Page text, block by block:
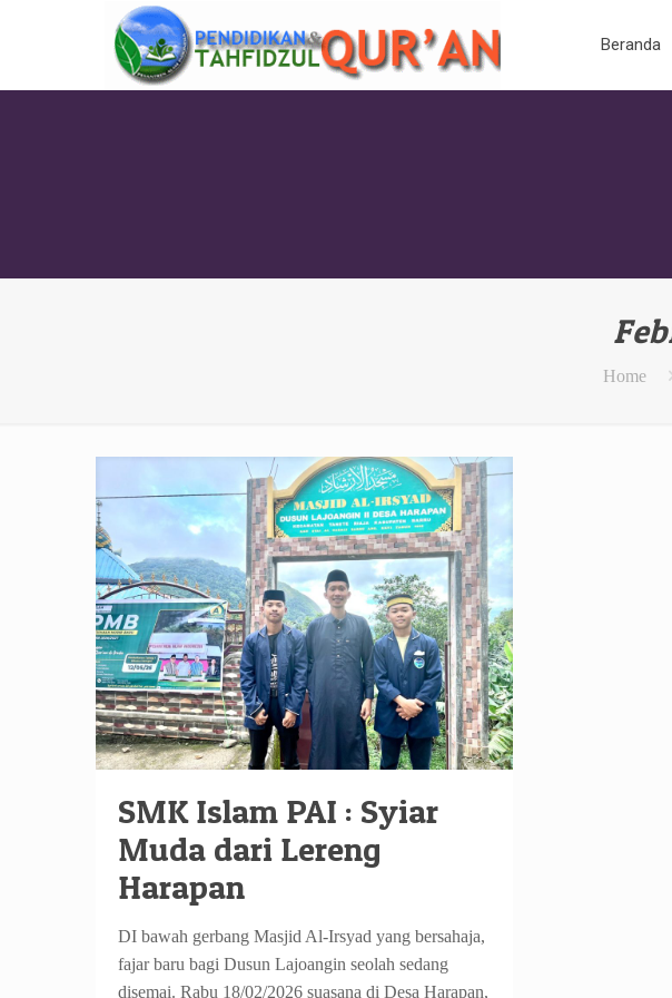
Beranda
Home
SMK Islam PAI : Syiar
Muda dari Lereng
Harapan
DI bawah gerbang Masjid Al-Irsyad yang bersahaja,
fajar baru bagi Dusun Lajoangin seolah sedang
disemai. Rabu 18/02/2026 suasana di Desa Harapan,